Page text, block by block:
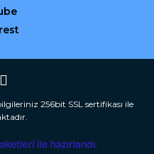
256bit SSL sertifikası ile
e-